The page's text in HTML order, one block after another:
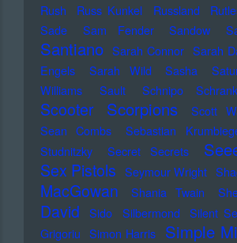
Rush
Russ Kunkel Russland
Sade
Sam Fender Sandow
Santiano Sarah Connor Sarah
Engels
Sarah Wild Sasha
Williams
Sault Schnipo
Scooter Scorpions Scott
Sean Combs
Sebastian
Studnitzky
Secret Secrets
Sex Pistols Seymour Wright
MacGowan
Shania Twain
David
Sido Silbermond Silent
Grigoriu Simon Harris Simple